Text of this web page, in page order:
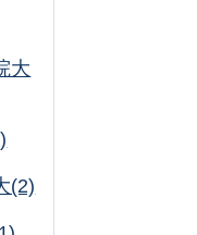
大
(2)